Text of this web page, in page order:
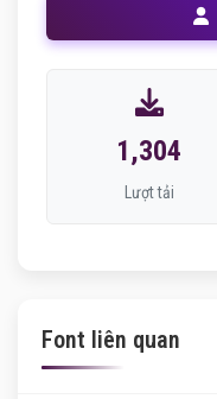
1,304
Lượt tải
Font liên quan